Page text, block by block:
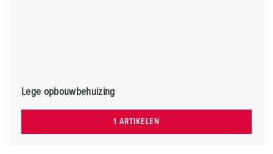
Lege opbouwbehuizing
1 ARTIKELEN